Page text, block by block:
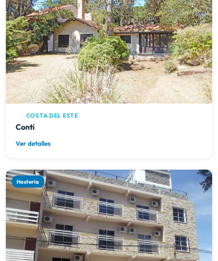
COSTA DEL ESTE
Conti
Ver detalles
Hosteria